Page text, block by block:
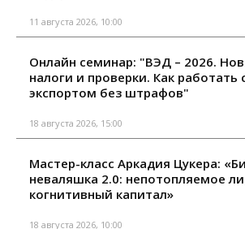
11 августа 2026, 10:00
Онлайн семинар: "ВЭД – 2026.
налоги и проверки. Как
экспортом без штрафов"
18 августа 2026, 15:00
Мастер-класс Аркадия Цукера:
неваляшка 2.0: непотопляемое
когнитивный капитал»
18 августа 2026, 10:00